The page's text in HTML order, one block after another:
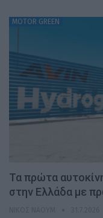
MOTOR GREEN
Τα πρώτα
στην Ελλάδα με